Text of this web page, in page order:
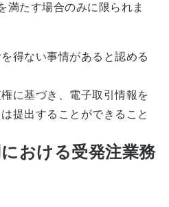
満たす場合のみに限られま
得ない事情があると認める
に基づき、電子取引情報を
提出することができること
おける受発注業務